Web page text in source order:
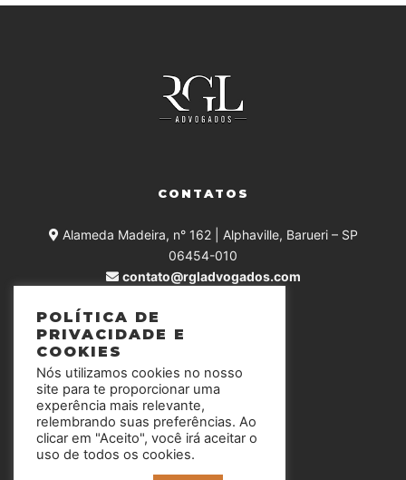
CONTATOS
Alameda Madeira, n° 162 | Alphaville, Barueri – SP
06454-010
contato@rgladvogados.com
SIGA-NOS
POLÍTICA DE
PRIVACIDADE E
COOKIES
Nós utilizamos cookies no nosso
site para te proporcionar uma
experência mais relevante,
relembrando suas preferências. Ao
clicar em "Aceito", você irá aceitar o
uso de todos os cookies.